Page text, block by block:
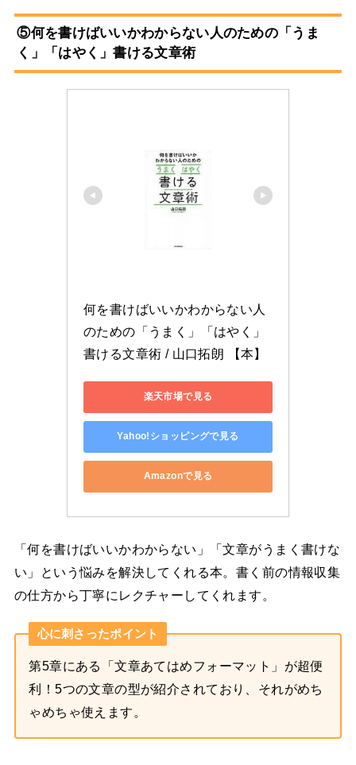
⑤何を書けばいいかわからない人のための「うま
く」「はやく」書ける文章術
何を書けばいいかわからない人
のための「うまく」「はやく」
書ける文章術 / 山口拓朗 【本】
楽天市場で見る
Yahoo!ショッピングで見る
Amazonで見る
「何を書けばいいかわからない」「文章がうまく書けな
い」という悩みを解決してくれる本。書く前の情報収集
の仕方から丁寧にレクチャーしてくれます。
心に刺さったポイント
第5章にある「文章あてはめフォーマット」が超便
利！5つの文章の型が紹介されており、それがめち
ゃめちゃ使えます。